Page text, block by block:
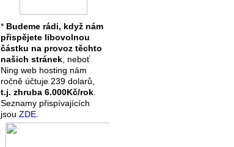
* Budeme rádi, když nám
přispějete libovolnou
částku na provoz těchto
našich stránek, neboť
Ning web hosting nám
ročně účtuje 239 dolarů,
t.j. zhruba 6.000Kč/rok.
Seznamy přispívajících
jsou ZDE.